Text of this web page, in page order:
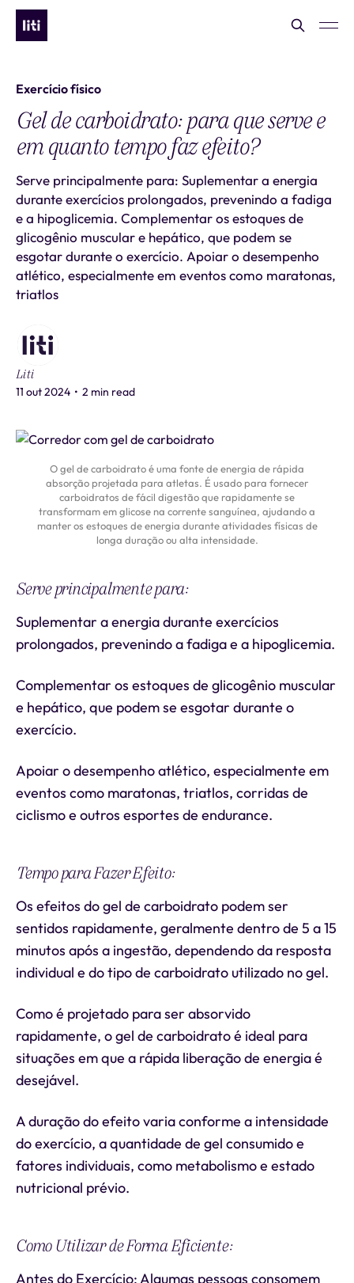
Exercício físico
Gel de carboidrato: para que serve e
em quanto tempo faz efeito?
Serve principalmente para: Suplementar a energia
durante exercícios prolongados, prevenindo a fadiga
e a hipoglicemia. Complementar os estoques de
glicogênio muscular e hepático, que podem se
esgotar durante o exercício. Apoiar o desempenho
atlético, especialmente em eventos como maratonas,
triatlos
Liti
11 out 2024 • 2 min read
O gel de carboidrato é uma fonte de energia de rápida
absorção projetada para atletas. É usado para fornecer
carboidratos de fácil digestão que rapidamente se
transformam em glicose na corrente sanguínea, ajudando a
manter os estoques de energia durante atividades físicas de
longa duração ou alta intensidade.
Serve principalmente para:
Suplementar a energia durante exercícios
prolongados, prevenindo a fadiga e a hipoglicemia.
Complementar os estoques de glicogênio muscular
e hepático, que podem se esgotar durante o
exercício.
Apoiar o desempenho atlético, especialmente em
eventos como maratonas, triatlos, corridas de
ciclismo e outros esportes de endurance.
Tempo para Fazer Efeito:
Os efeitos do gel de carboidrato podem ser
sentidos rapidamente, geralmente dentro de 5 a 15
minutos após a ingestão, dependendo da resposta
individual e do tipo de carboidrato utilizado no gel.
Como é projetado para ser absorvido
rapidamente, o gel de carboidrato é ideal para
situações em que a rápida liberação de energia é
desejável.
A duração do efeito varia conforme a intensidade
do exercício, a quantidade de gel consumido e
fatores individuais, como metabolismo e estado
nutricional prévio.
Como Utilizar de Forma Eficiente:
Antes do Exercício: Algumas pessoas consomem